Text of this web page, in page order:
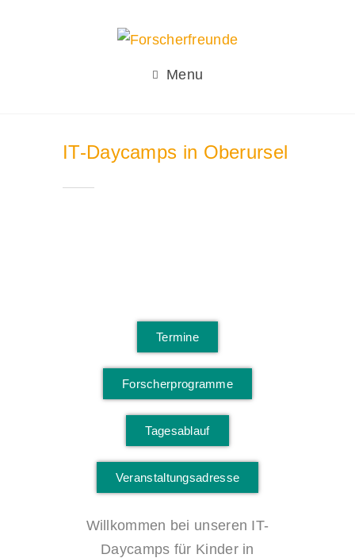
Menu
IT-Daycamps in Oberursel
Termine
Forscherprogramme
Tagesablauf
Veranstaltungsadresse
Willkommen bei unseren IT-
Daycamps für Kinder in